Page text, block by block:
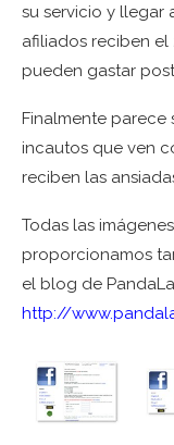
su servicio y llegar
afiliados reciben
pueden gastar
Finalmente
incautos que ven
reciben las
Todas las
proporcionamos
el blog de
http://